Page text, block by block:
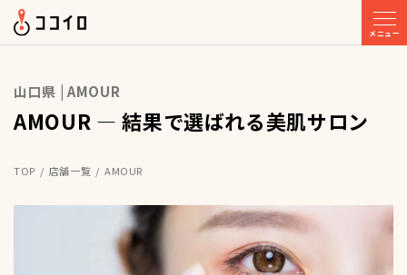
メニュー
山口県 | AMOUR
AMOUR — 結果で選ばれる美肌サロン
TOP 店舗一覧 AMOUR